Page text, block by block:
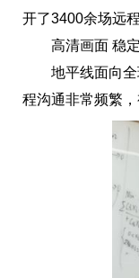
开了3400余场远
高清画面 稳定
地平线面向全球
程沟通非常频繁